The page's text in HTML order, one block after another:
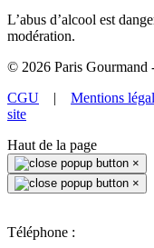
L’abus d’alcool est
modération.
© 2026 Paris Gourmand
CGU | Mentions
site
Haut de la page
×
×
Téléphone :